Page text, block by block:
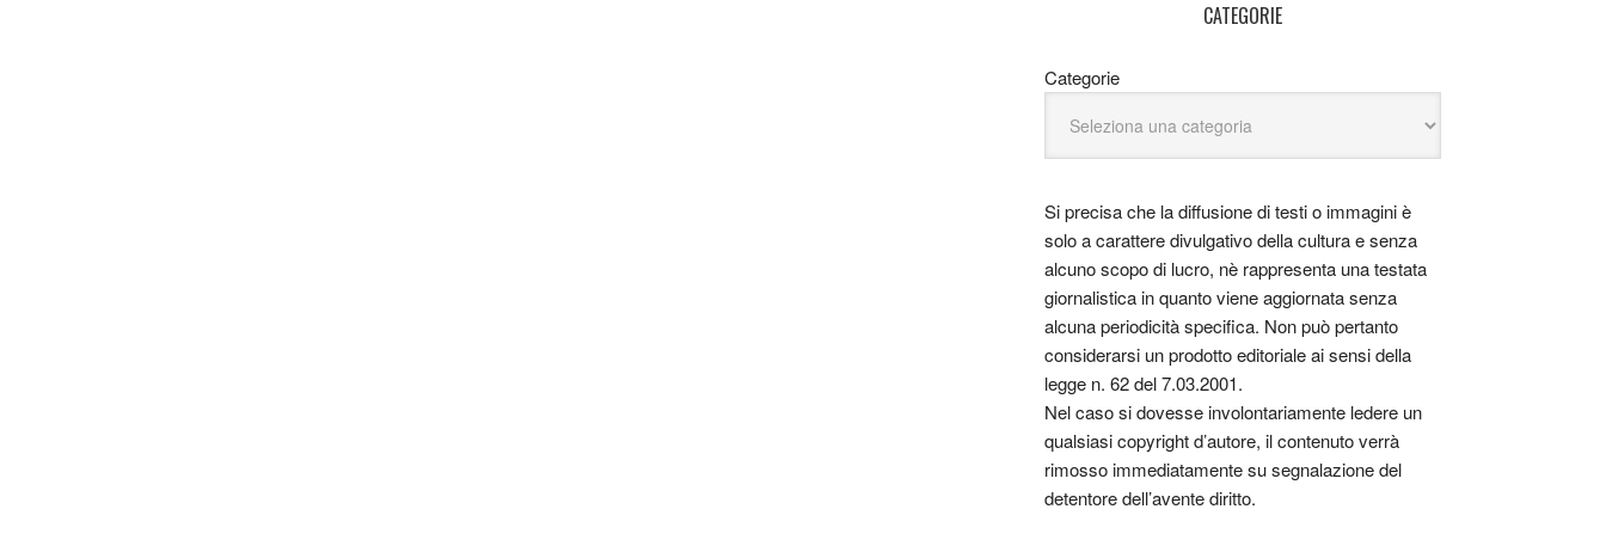
CATEGORIE
Categorie
Si precisa che la diffusione di testi o immagini è
solo a carattere divulgativo della cultura e senza
alcuno scopo di lucro, nè rappresenta una testata
giornalistica in quanto viene aggiornata senza
alcuna periodicità specifica. Non può pertanto
considerarsi un prodotto editoriale ai sensi della
legge n. 62 del 7.03.2001.
Nel caso si dovesse involontariamente ledere un
qualsiasi copyright d’autore, il contenuto verrà
rimosso immediatamente su segnalazione del
detentore dell’avente diritto.